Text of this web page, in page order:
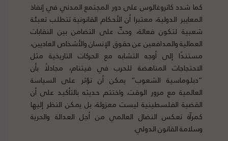
كما شدد كاتروغالوس على دور المجتمع المدني في إنفاذ
المعايير الدولية، معتبرا أن الأحكام القانونية تتطلب تعبئة
شعبية لتكون فعالة، وحثّ على التضامن بين النقابات
العمالية والمدافعين عن حقوق الإنسان والأشخاص العاديين،
مستندًا إلى أوجه التشابه مع الحركات التاريخية مثل
الاحتجاجات المناهضة للحرب في فيتنام، مجادلًا بأن
”دبلوماسية الشعوب“ يمكن أن تؤثر على السياسة
العالمية مع مرور الوقت. واختتم حديثه بالتأكيد على أن
القضية الفلسطينية ليست معزولة، بل يمكن النظر إليها
كمرآة تعكس النضال العالمي من أجل العدالة والحرية
وسلامة القانون الدولي.